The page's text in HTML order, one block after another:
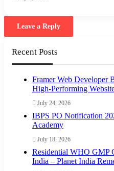
Leave a Reply
Recent Posts
Framer Web Developer
High-Performing
July 24, 2026
IBPS PO Notification
Academy
July 18, 2026
Residential WHO GMP
India – Planet India